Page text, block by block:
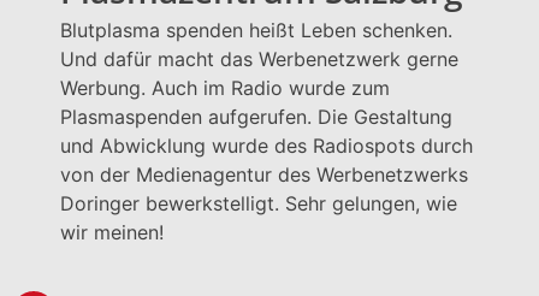
Blutplasma spenden heißt Leben schenken.
Und dafür macht das Werbenetzwerk gerne
Werbung. Auch im Radio wurde zum
Plasmaspenden aufgerufen. Die Gestaltung
und Abwicklung wurde des Radiospots durch
von der Medienagentur des Werbenetzwerks
Doringer bewerkstelligt. Sehr gelungen, wie
wir meinen!